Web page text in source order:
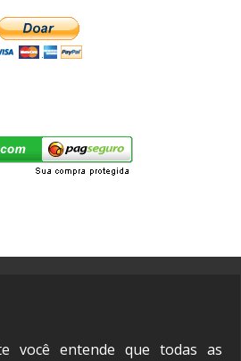
você entende que todas as